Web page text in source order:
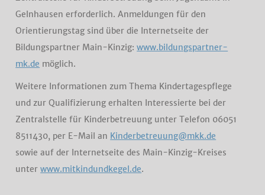
Gelnhausen erforderlich. Anmeldungen für den
Orientierungstag sind über die Internetseite der
Bildungspartner Main-Kinzig:www.bildungspartner-
mk.de möglich.
Weitere Informationen zum Thema Kindertagespflege
und zur Qualifizierung erhalten Interessierte bei der
Zentralstelle für Kinderbetreuung unter Telefon 06051
8511430, per E-Mail an Kinderbetreuung@mkk.de
sowie auf der Internetseite des Main-Kinzig-Kreises
unterwww.mitkindundkegel.de.